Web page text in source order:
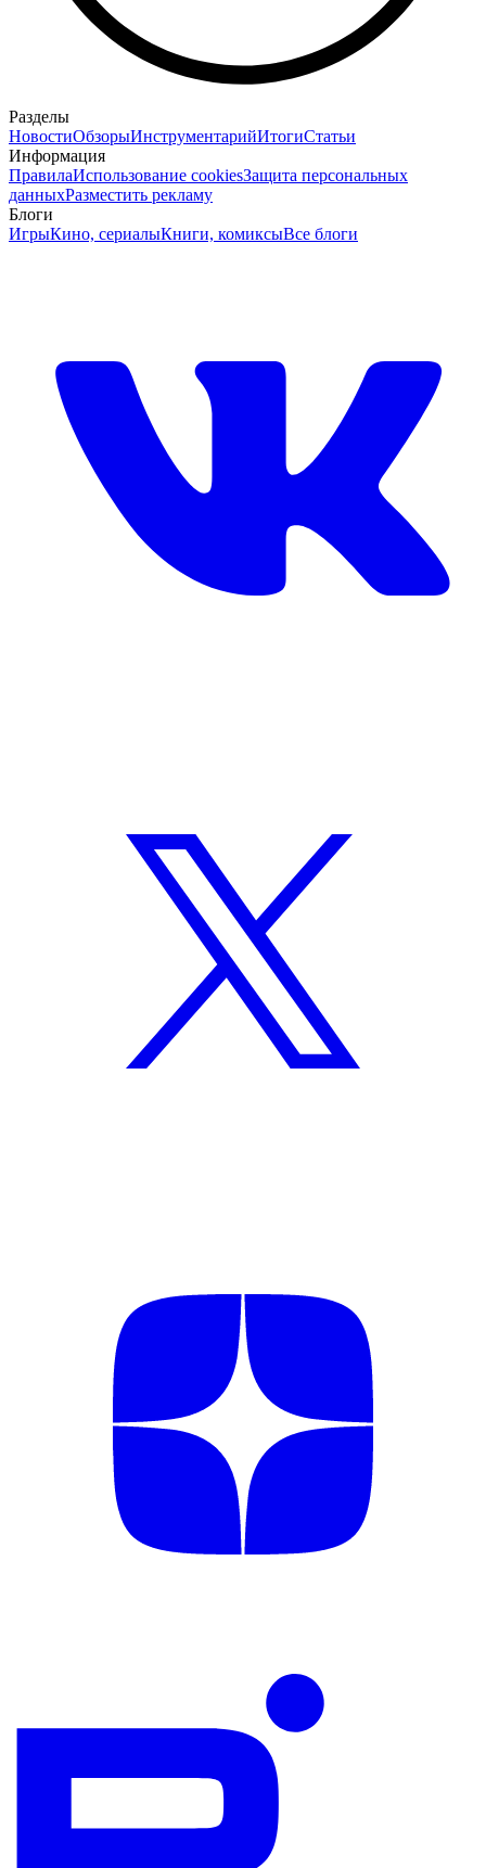
Разделы
НовостиОбзорыИнструментарийИтогиСтатьи
Информация
ПравилаИспользование cookiesЗащита персональных
данныхРазместить рекламу
Блоги
ИгрыКино, сериалыКниги, комиксыВсе блоги